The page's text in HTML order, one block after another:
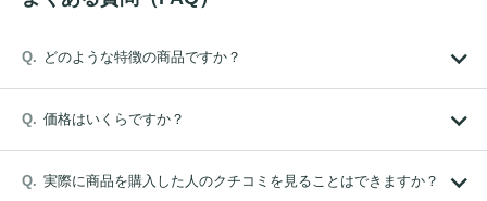
どのような特徴の商品ですか？
価格はいくらですか？
実際に商品を購入した人のクチコミを見ることはできますか？